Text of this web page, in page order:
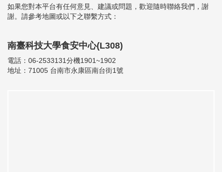
如果您對本平台有任何意見、建議或問題，歡迎隨時聯絡我們，謝
謝。請參考地圖或以下之聯繫方式：
南臺科技大學食安中心(L308)
電話：06-2533131分機1901~1902
地址：71005 台南市永康區南台街1號